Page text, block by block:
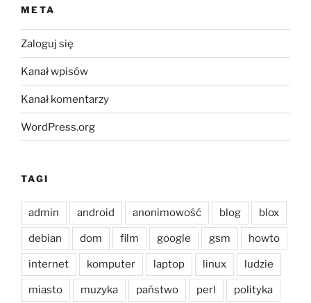
META
Zaloguj się
Kanał wpisów
Kanał komentarzy
WordPress.org
TAGI
admin android anonimowość blog blox
debian dom film google gsm howto
internet komputer laptop linux ludzie
miasto muzyka państwo perl polityka